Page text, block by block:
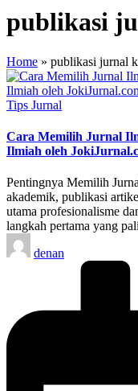
publikasi
Home » publikasi jurnal
Posted
Tips Jurnal
Cara Memilih Jurnal
Ilmiah oleh
Pentingnya Memilih
akademik, publikasi
utama profesionalisme
langkah pertama yang
Posted
by
denan